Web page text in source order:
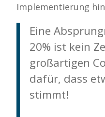
Implementierung
Eine
20% ist kein
großartigen
dafür, dass
stimmt!